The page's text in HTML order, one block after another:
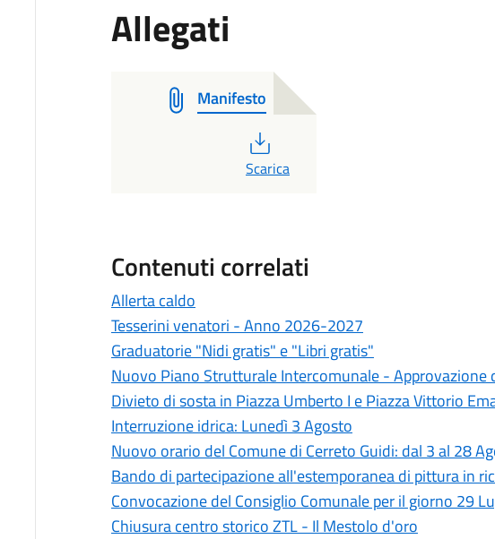
Allegati
Manifesto
PDF
Scarica
Contenuti correlati
Allerta caldo
Tesserini venatori - Anno 2026-2027
Graduatorie "Nidi gratis" e "Libri gratis"
Nuovo Piano Strutturale Intercomunale - Approvazione
Divieto di sosta in Piazza Umberto I e Piazza Vittorio
Interruzione idrica: Lunedì 3 Agosto
Nuovo orario del Comune di Cerreto Guidi: dal 3 al 28
Bando di partecipazione all'estemporanea di pittura in
Convocazione del Consiglio Comunale per il giorno 29
Chiusura centro storico ZTL - Il Mestolo d'oro